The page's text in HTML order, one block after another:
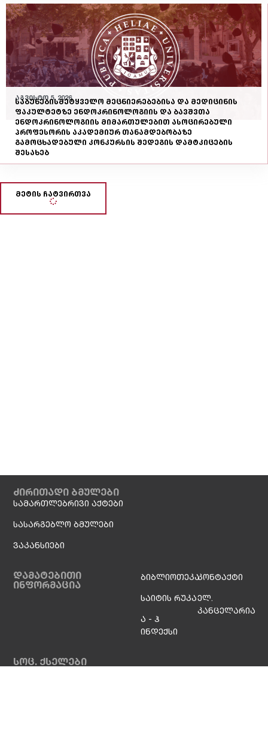
აგვისტო 5, 2026
საბუნებისმეტყველო მეცნიერებებისა და მედიცინის
ფაკულტეტზე ენდოკრინოლოგიის და ბავშვთა
ენდოკრინოლოგიის მიმართულებით ასოცირებული
პროფესორის აკადემიურ თანამდებობაზე
გამოცხადებული კონკურსის შედეგის დამტკიცების
შესახებ
მეტის ჩატვირთვა
ძირითადი ბმულები
სამართლებრივი აქტები
სასარგებლო ბმულები
ვაკანსიები
დამატებითი
ინფორმაცია
ბიბლიოთეკა
საიტის რუკა
ა - ჰ
ინდექსი
კონტაქტი
ელ.
კანცელარია
სოც. ქსელები